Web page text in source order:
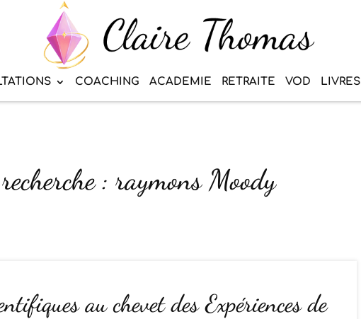
COACHING ACADEMIE RETRAITE VOD LIVRES
: raymons Moody
au chevet des Expériences de